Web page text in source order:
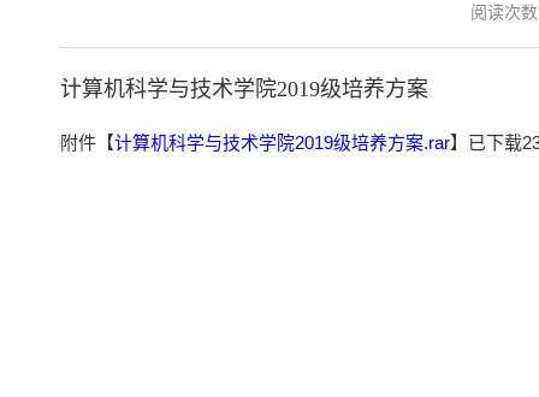
阅读次
计算机科学与技术学院2019级培养方案
附件【计算机科学与技术学院2019级培养方案.rar】已下载